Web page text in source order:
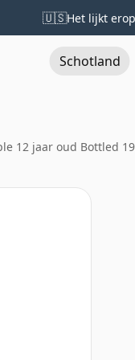
🇺🇸Het lijkt
Schotland
12 jaar oud Bottled